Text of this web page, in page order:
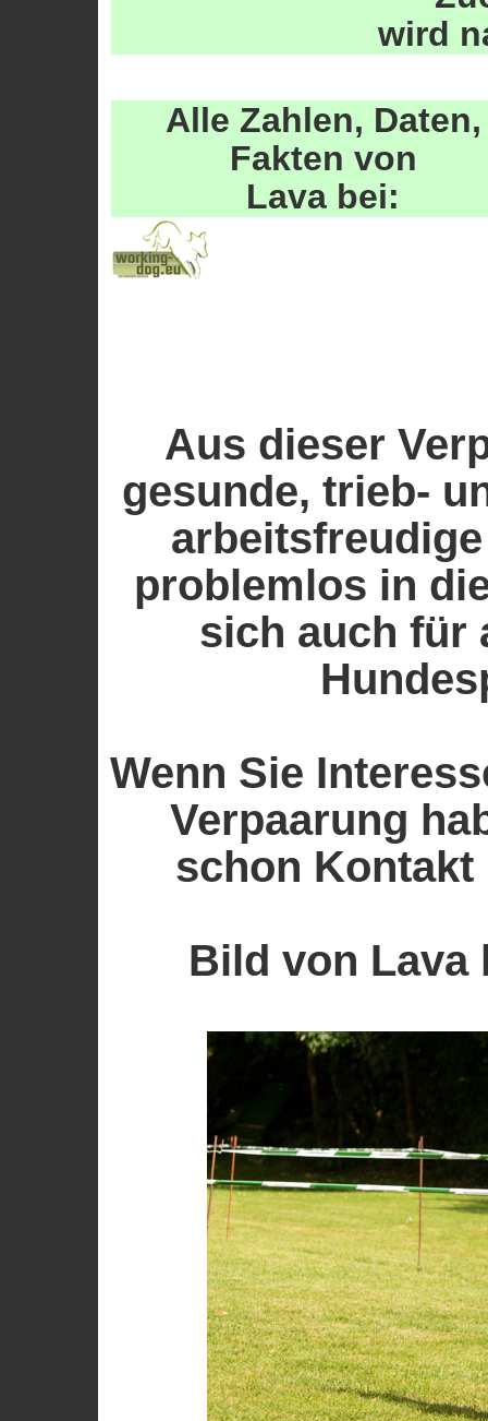
wird
Alle Zahlen, Daten,
Fakten von
Lava bei:
Aus dieser
gesunde, trieb-
problemlos in
sich auch für
Wenn Sie
Verpaarung
schon Kontakt
Bild von Lava